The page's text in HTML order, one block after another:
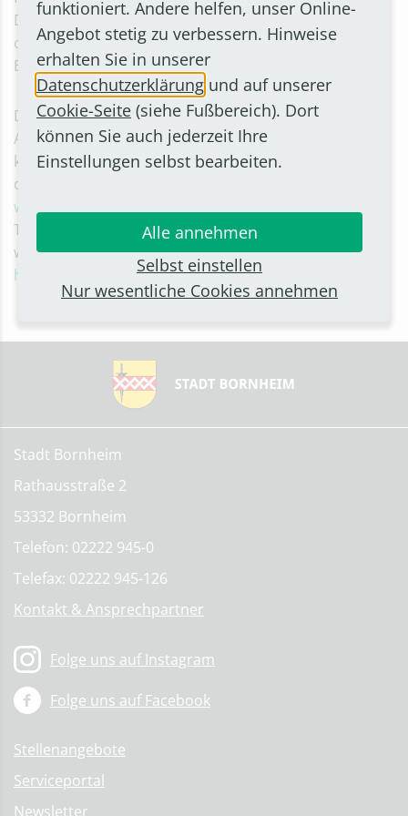
Die Fachkraft beantwortet Fragen zum Leben mit Baby
oder Kleinkind und zeigt bei Bedarf weitere Hilfs- und
Beratungsmöglichkeiten auf.
Das Angebot ist freiwillig, kostenlos und vertraulich.
Auch zugezogene Familien mit Kindern unter 3 Jahren
können es nutzen. Weitere Informationen gibt es auf
der Webseite der Stadt Bornheim unter
www.bornheim.de/fruehe-hilfen/willkommensbesuch
Termine können mit Gudrun Schiffer vereinbart
werden: Tel. 02222 9437-5458, E-Mail:fruehe-
hilfen(at)stadt-bornheim.de.
Stadt Bornheim
Rathausstraße 2
53332 Bornheim
Telefon: 02222 945-0
Telefax: 02222 945-126
Kontakt & Ansprechpartner
Folge uns auf Instagram
Folge uns auf Facebook
Stellenangebote
Serviceportal
Newsletter
funktioniert. Andere helfen, unser Online-
Angebot stetig zu verbessern. Hinweise
erhalten Sie in unserer
Datenschutzerklärung und auf unserer
Cookie-Seite (siehe Fußbereich). Dort
können Sie auch jederzeit Ihre
Einstellungen selbst bearbeiten.
Alle annehmen
Selbst einstellen
Nur wesentliche Cookies annehmen